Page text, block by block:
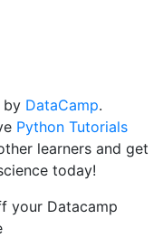
by DataCamp.
Python Tutorials
learners and get
today!
your Datacamp